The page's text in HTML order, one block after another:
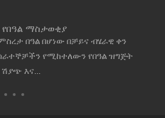
ማስታወቂያ
በዓል በሆነው በቻይና ብሄራዊ ቀን
የሚከተለውን የበዓል ዝግጅት
እና...